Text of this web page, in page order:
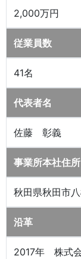
2,000万円
従業員数
41名
代表者名
佐藤 彰義
事業所本社住所
秋田県秋田市
沿革
2017年 株式